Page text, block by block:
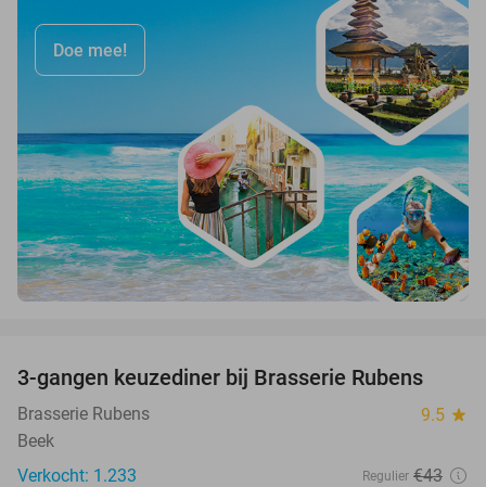
Doe mee!
42%
3-gangen keuzediner bij Brasserie Rubens
Brasserie Rubens 9.5 star
Beek
Verkocht: 1.233
Regulier €43